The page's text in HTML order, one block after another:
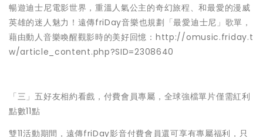
暢遊迪士尼電影世界，重溫人氣公主的奇幻旅程、和最愛的漫威
英雄的迷人魅力！遠傳friDay音樂也規劃「最愛迪士尼」歌單，
藉由動人音樂喚醒觀影時的美好回憶：http://omusic.friday.t
w/article_content.php?SID=2308640
「三」五好友相約看戲，付費會員專屬，全球強檔單片僅需紅利
點數11點
雙11活動期間，遠傳friDay影音付費會員還可享有專屬福利，只